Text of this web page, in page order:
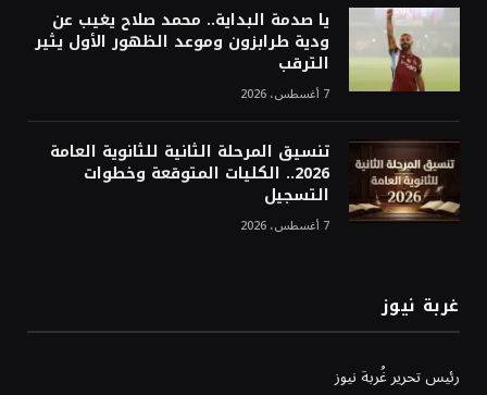
يا صدمة البداية.. محمد صلاح يغيب عن
ودية طرابزون وموعد الظهور الأول يثير
الترقب
7 أغسطس، 2026
تنسيق المرحلة الثانية للثانوية العامة
2026.. الكليات المتوقعة وخطوات
التسجيل
7 أغسطس، 2026
غربة نيوز
رئيس تحرير غُربة نيوز